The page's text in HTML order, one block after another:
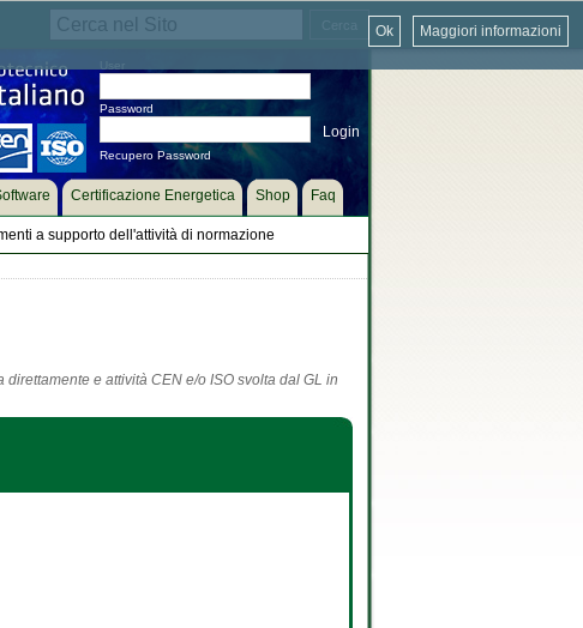
Password
Recupero Password
a supporto dell'attività di normazione
Certificazione Energetica Shop Faq
e attività CEN e/o ISO svolta dal GL in
Maggiori informazioni
Ok